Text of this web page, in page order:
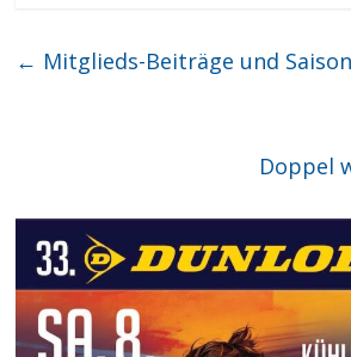
← Mitglieds-Beiträge und
Doppel